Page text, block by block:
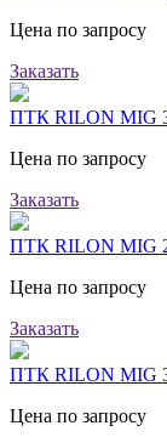
Цена по запросу
Заказать
ПТК RILON MIG
Цена по запросу
Заказать
ПТК RILON MIG
Цена по запросу
Заказать
ПТК RILON MIG
Цена по запросу